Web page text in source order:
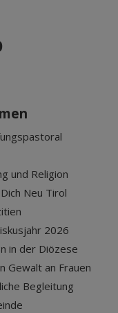
und Religion
Neu Tirol
2026
in der Diözese
Gewalt an Frauen
Begleitung